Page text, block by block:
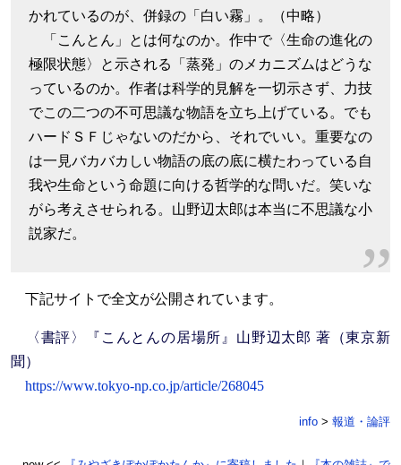
かれているのが、併録の「白い霧」。（中略）
「こんとん」とは何なのか。作中で〈生命の進化の
極限状態〉と示される「蒸発」のメカニズムはどうな
っているのか。作者は科学的見解を一切示さず、力技
でこの二つの不可思議な物語を立ち上げている。でも
ハードＳＦじゃないのだから、それでいい。重要なの
は一見バカバカしい物語の底の底に横たわっている自
我や生命という命題に向ける哲学的な問いだ。笑いな
がら考えさせられる。山野辺太郎は本当に不思議な小
説家だ。
下記サイトで全文が公開されています。
〈書評〉『こんとんの居場所』山野辺太郎 著（東京新
聞）
https://www.tokyo-np.co.jp/article/268045
info > 報道・論評